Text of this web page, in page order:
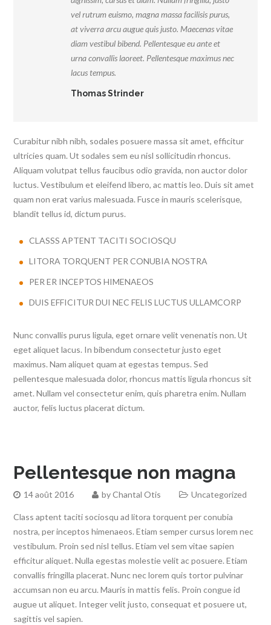
vel rutrum euismo, magna massa facilisis purus,
at viverra arcu augue quis justo. Maecenas vitae
diam vestibul bibend. Pellentesque eu ante et
urna convallis laoreet. Pellentesque maximus nec
lacus tempus.
Thomas Strinder
Curabitur nibh nibh, sodales posuere massa sit amet, efficitur
ultricies quam. Ut sodales sem eu nisl sollicitudin rhoncus.
Aliquam volutpat tellus faucibus odio gravida, non auctor dolor
luctus. Vestibulum et eleifend libero, ac mattis leo. Duis sit amet
quam non erat varius malesuada. Fusce in mauris scelerisque,
blandit tellus id, dictum purus.
CLASSS APTENT TACITI SOCIOSQU
LITORA TORQUENT PER CONUBIA NOSTRA
PER ER INCEPTOS HIMENAEOS
DUIS EFFICITUR DUI NEC FELIS LUCTUS ULLAMCORP
Nunc convallis purus ligula, eget ornare velit venenatis non. Ut
eget aliquet lacus. In bibendum consectetur justo eget
maximus. Nam aliquet quam at egestas tempus. Sed
pellentesque malesuada dolor, rhoncus mattis ligula rhoncus sit
amet. Nullam vel consectetur enim, quis pharetra enim. Nullam
auctor, felis luctus placerat dictum.
Pellentesque non magna
14 août 2016 byChantal Otis Uncategorized
Class aptent taciti sociosqu ad litora torquent per conubia
nostra, per inceptos himenaeos. Etiam semper cursus lorem nec
vestibulum. Proin sed nisl tellus. Etiam vel sem vitae sapien
efficitur aliquet. Nulla egestas molestie velit ac posuere. Etiam
convallis fringilla placerat. Nunc nec lorem quis tortor pulvinar
accumsan non eu arcu. Mauris in mattis felis. Proin congue id
augue ut aliquet. Integer velit justo, consequat et posuere ut,
sagittis vel sapien.